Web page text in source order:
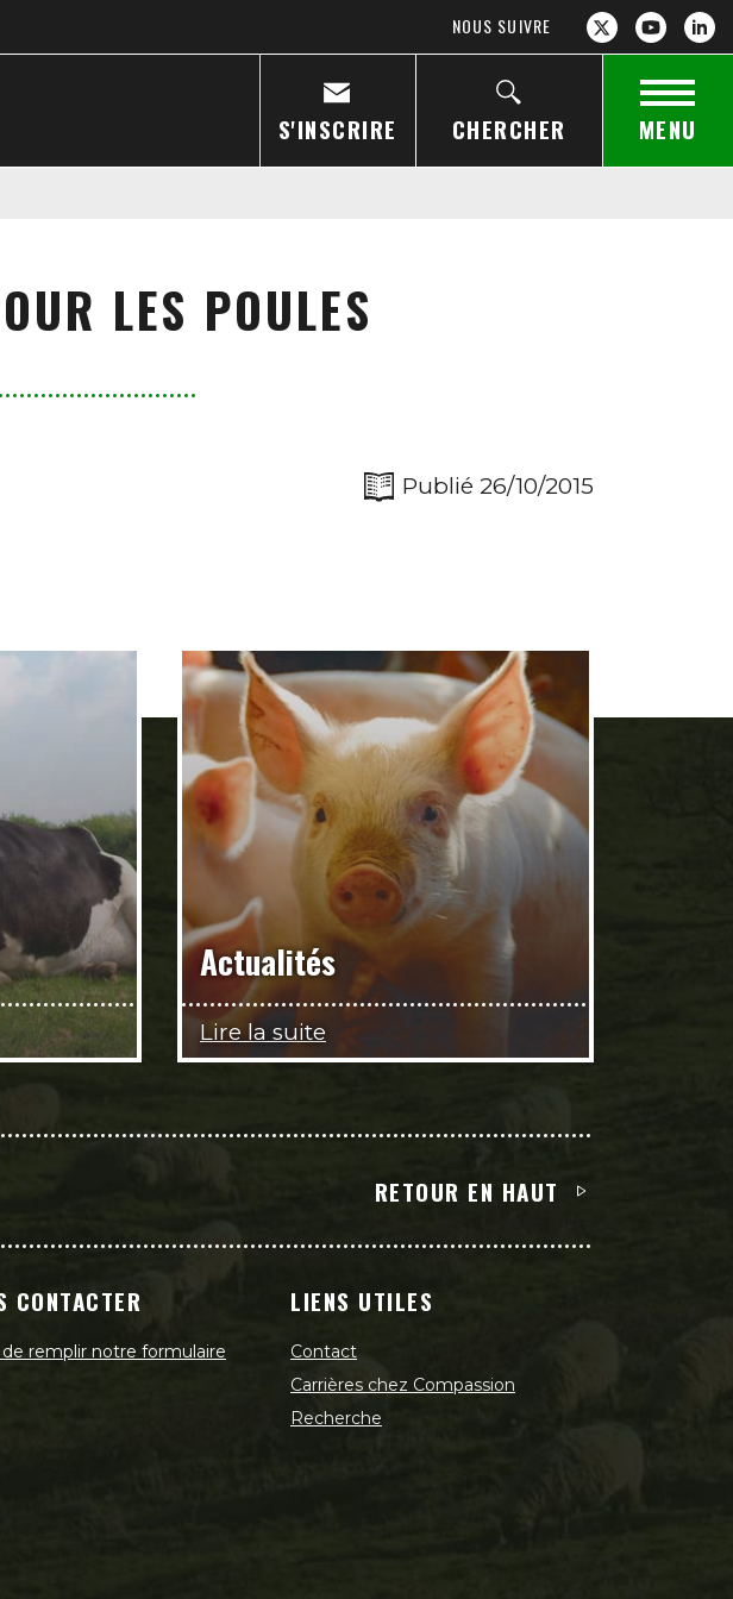
NOUS SUIVRE
S'INSCRIRE CHERCHER MENU
LES POULES
Publié 26/10/2015
Actualités
Lire la suite
RETOUR EN HAUT
CONTACTER
remplir notre formulaire
LIENS UTILES
Contact
Carrières chez Compassion
Recherche